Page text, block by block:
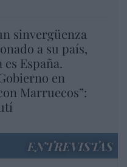
sinvergüenza
a su país,
España.
en
Marruecos”:
ENTREVISTAS